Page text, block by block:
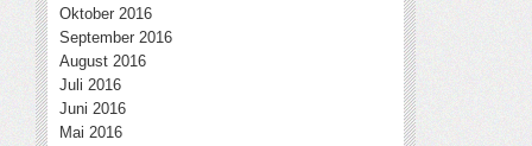
Oktober 2016
September 2016
August 2016
Juli 2016
Juni 2016
Mai 2016